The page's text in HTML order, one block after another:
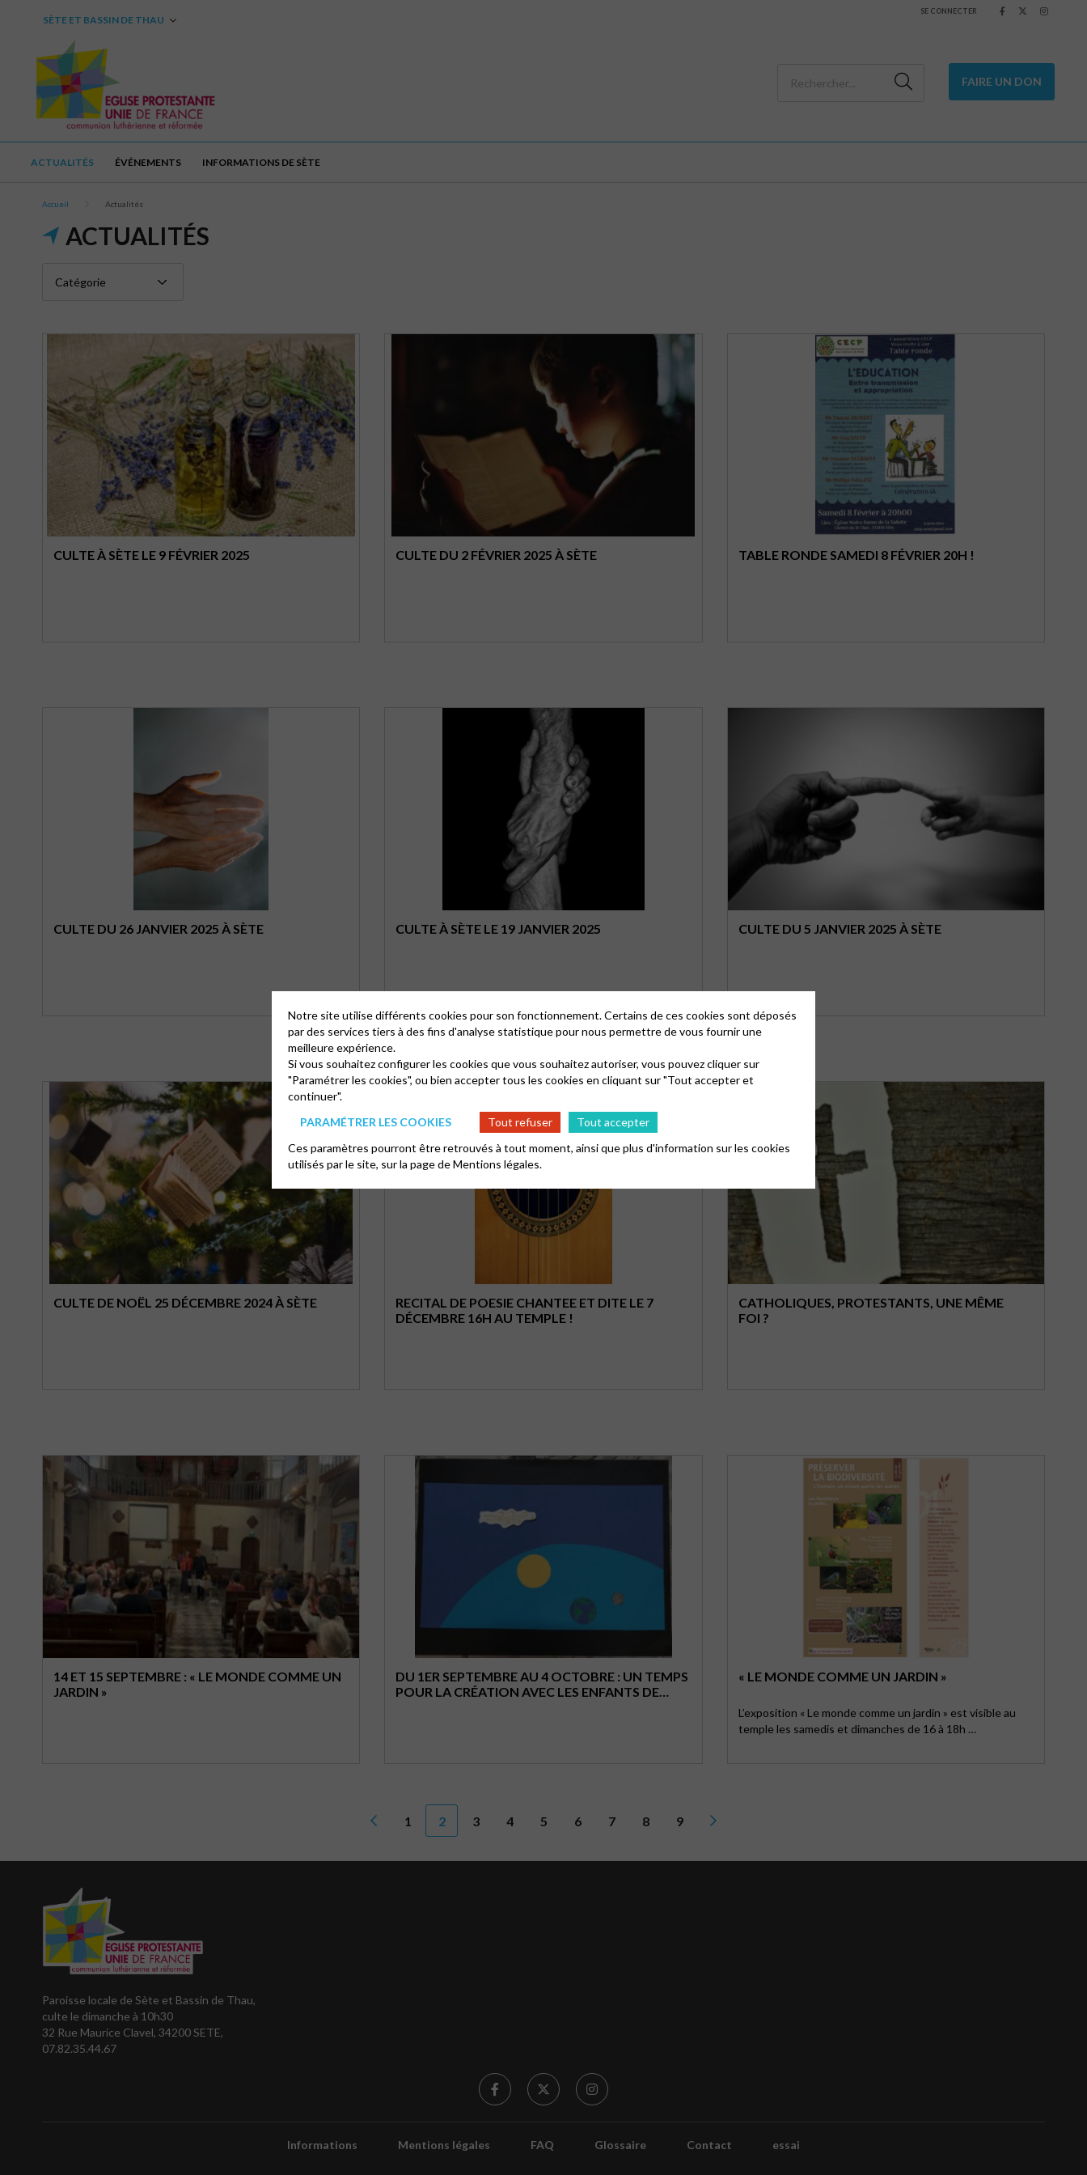
SÈTE ET BASSIN DE THAU
SE CONNECTER
FAIRE UN DON
ACTUALITÉS ÉVÉNEMENTS INFORMATIONS DE SÈTE
Accueil Actualités
ACTUALITÉS
CULTE À SÈTE LE 9 FÉVRIER 2025 CULTE DU 2 FÉVRIER 2025 À SÈTE TABLE RONDE SAMEDI 8 FÉVRIER 20H !
CULTE DU 26 JANVIER 2025 À SÈTE CULTE À SÈTE LE 19 JANVIER 2025 CULTE DU 5 JANVIER 2025 À SÈTE
CULTE DE NOËL 25 DÉCEMBRE 2024 À SÈTE
RECITAL DE POESIE CHANTEE ET DITE LE 7
DÉCEMBRE 16H AU TEMPLE !
CATHOLIQUES, PROTESTANTS, UNE MÊME
FOI ?
14 ET 15 SEPTEMBRE : « LE MONDE COMME UN
JARDIN »
DU 1ER SEPTEMBRE AU 4 OCTOBRE : UN TEMPS
POUR LA CRÉATION AVEC LES ENFANTS DE
« LE MONDE COMME UN JARDIN »
L’exposition « Le monde comme un jardin » est visible au
temple les samedis et dimanches de 16 à 18h …
1 2 3 4 5 6 7 8 9
Paroisse locale de Sète et Bassin de Thau,
culte le dimanche à 10h30
32 Rue Maurice Clavel, 34200 SETE,
07.82.35.44.67
Informations Mentions légales FAQ Glossaire Contact essai
Notre site utilise différents cookies pour son fonctionnement. Certains de ces cookies sont déposés
par des services tiers à des fins d'analyse statistique pour nous permettre de vous fournir une
meilleure expérience.
Si vous souhaitez configurer les cookies que vous souhaitez autoriser, vous pouvez cliquer sur
"Paramétrer les cookies", ou bien accepter tous les cookies en cliquant sur "Tout accepter et
continuer".
PARAMÉTRER LES COOKIES
Tout refuser
Tout accepter
Ces paramètres pourront être retrouvés à tout moment, ainsi que plus d'information sur les cookies
utilisés par le site, sur la page deMentions légales.